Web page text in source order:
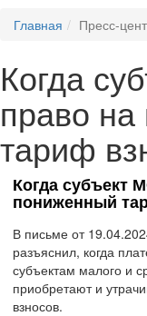
Главная
Пресс-
Когда
право
тариф
Когда субъект
пониженный
В письме от
разъяснил, когда
субъектам малого и
приобретают и
взносов.